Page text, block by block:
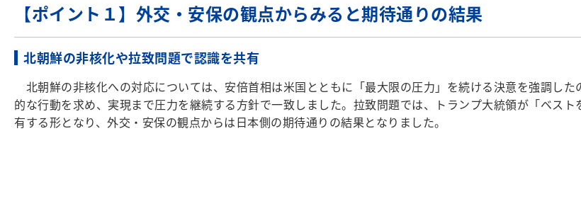
【ポイント１】外交・安保の観点からみると期待通りの結果
北朝鮮の非核化や拉致問題で認識を共有
北朝鮮の非核化への対応については、安倍首相は米国とともに「最大限の圧力」を続ける決意を強調し
的な行動を求め、実現まで圧力を継続する方針で一致しました。拉致問題では、トランプ大統領が「ベス
有する形となり、外交・安保の観点からは日本側の期待通りの結果となりました。